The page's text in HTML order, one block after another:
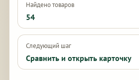
Найдено товаров
54
Следующий шаг
Сравнить и открыть карточку